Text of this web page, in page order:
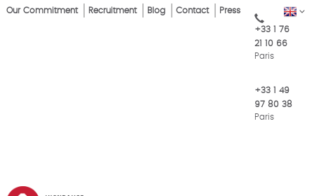
Skip
EN
Top
Our Commitment Recruitment Blog Contact Press
+33 1 76
21 10 66
Paris
+33 1 49
97 80 38
Paris